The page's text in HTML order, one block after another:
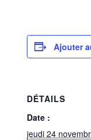
Ajouter
DÉTAILS
Date :
jeudi 24